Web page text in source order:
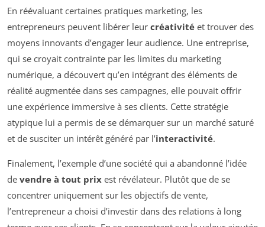
En réévaluant certaines pratiques marketing, les
entrepreneurs peuvent libérer leur créativité et trouver des
moyens innovants d’engager leur audience. Une entreprise,
qui se croyait contrainte par les limites du marketing
numérique, a découvert qu’en intégrant des éléments de
réalité augmentée dans ses campagnes, elle pouvait offrir
une expérience immersive à ses clients. Cette stratégie
atypique lui a permis de se démarquer sur un marché saturé
et de susciter un intérêt généré par l’interactivité.
Finalement, l’exemple d’une société qui a abandonné l’idée
de vendre à tout prix est révélateur. Plutôt que de se
concentrer uniquement sur les objectifs de vente,
l’entrepreneur a choisi d’investir dans des relations à long